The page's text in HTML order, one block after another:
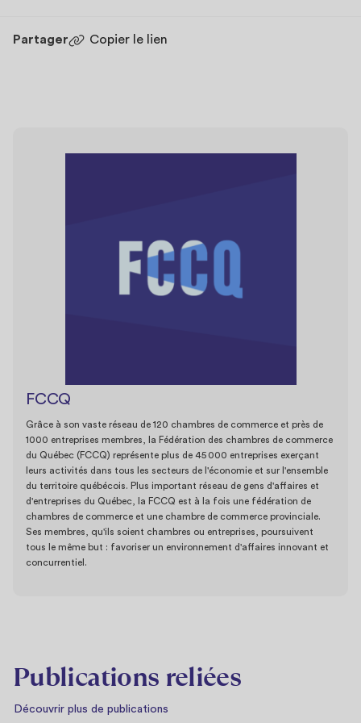
Partager Copier le lien
FCCQ
Grâce à son vaste réseau de 120 chambres de commerce et près de
1000 entreprises membres, la Fédération des chambres de commerce
du Québec (FCCQ) représente plus de 45 000 entreprises exerçant
leurs activités dans tous les secteurs de l'économie et sur l'ensemble
du territoire québécois. Plus important réseau de gens d'affaires et
d'entreprises du Québec, la FCCQ est à la fois une fédération de
chambres de commerce et une chambre de commerce provinciale.
Ses membres, qu'ils soient chambres ou entreprises, poursuivent
tous le même but : favoriser un environnement d'affaires innovant et
concurrentiel.
Publications reliées
Découvrir plus de publications